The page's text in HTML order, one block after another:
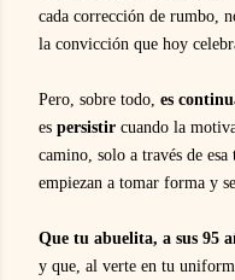
cada corrección de rumbo,
la convicción que hoy
Pero, sobre todo, es
es persistir cuando la
camino, solo a través de esa
empiezan a tomar forma y
Que tu abuelita, a sus 95
y que, al verte en tu